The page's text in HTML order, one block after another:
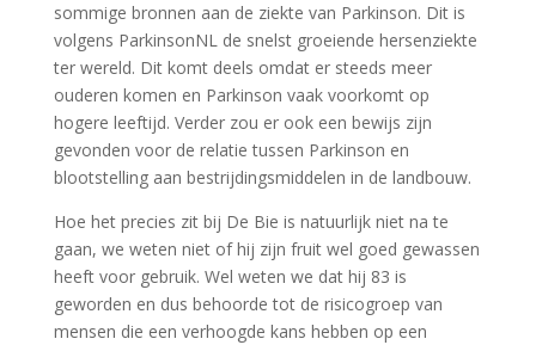
sommige bronnen aan de ziekte van Parkinson. Dit is
volgens ParkinsonNL de snelst groeiende hersenziekte
ter wereld. Dit komt deels omdat er steeds meer
ouderen komen en Parkinson vaak voorkomt op
hogere leeftijd. Verder zou er ook een bewijs zijn
gevonden voor de relatie tussen Parkinson en
blootstelling aan bestrijdingsmiddelen in de landbouw.
Hoe het precies zit bij De Bie is natuurlijk niet na te
gaan, we weten niet of hij zijn fruit wel goed gewassen
heeft voor gebruik. Wel weten we dat hij 83 is
geworden en dus behoorde tot de risicogroep van
mensen die een verhoogde kans hebben op een